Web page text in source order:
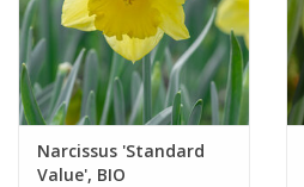
Narcissus 'Standard
Value', BIO